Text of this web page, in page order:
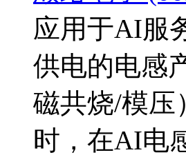
应用于AI服
供电的电感
磁共烧/模压
时，在AI电